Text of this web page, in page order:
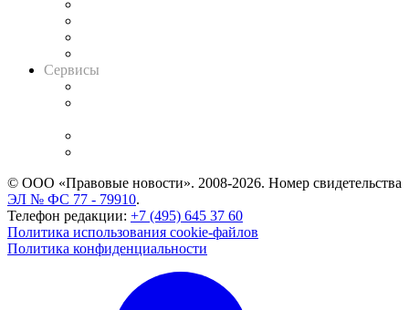
Сервисы
© ООО «Правовые новости». 2008-2026. Номер свидетельства
ЭЛ № ФС 77 - 79910.
Телефон редакции: +7 (495) 645 37 60
Политика использования cookie-файлов
Политика конфиденциальности